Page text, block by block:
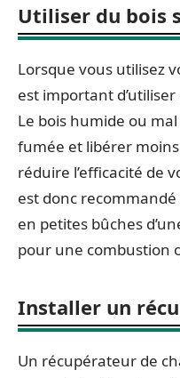
Utiliser du bois
Lorsque vous utilisez
est important
Le bois humide ou
fumée et libérer
réduire l’efficacité de
est donc recommandé
en petites bûches
pour une combustion
Installer un
Un récupérateur de